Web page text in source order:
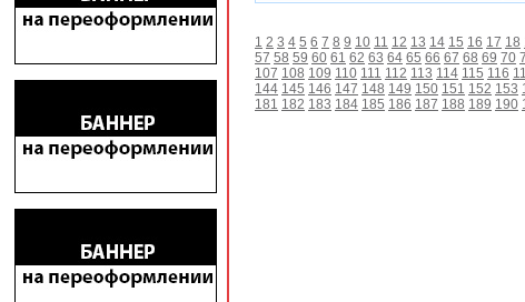
1 2 3 4 5 6 7 8 9 10 11 12 13 14 15 16 17 18
57 58 59 60 61 62 63 64 65 66 67 68 69 70
107 108 109 110 111 112 113 114 115 116
144 145 146 147 148 149 150 151 152 153
181 182 183 184 185 186 187 188 189 190